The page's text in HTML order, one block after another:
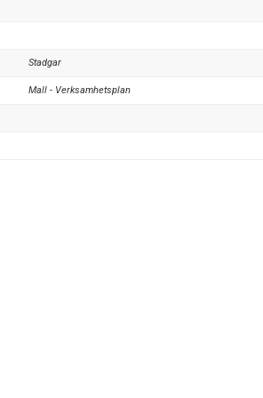
Stadgar
Mall - Verksamhetsplan